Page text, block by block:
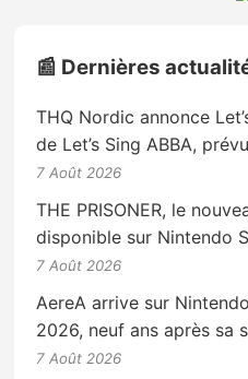
📰 Dernières
THQ Nordic annonce
de Let’s Sing ABBA,
7 Août 2026
THE PRISONER, le
disponible sur Nintendo
7 Août 2026
AereA arrive sur
2026, neuf ans après sa
7 Août 2026